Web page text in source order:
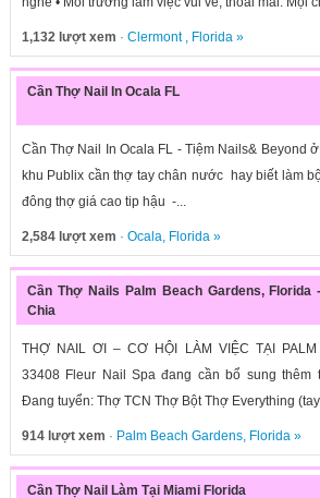
1,132 lượt xem · Clermont , Florida»
Cần Thợ Nail In Ocala FL
Cần Thợ Nail In Ocala FL - Tiệm Nails& Beyond
khu Publix cần thợ tay chân nước hay biết làm
đông thợ giá cao tip hậu -...
2,584 lượt xem · Ocala, Florida»
Cần Thợ Nails Palm Beach Gardens,
Chia
THỢ NAIL ƠI – CƠ HỘI LÀM VIỆC TẠI PALM
33408 Fleur Nail Spa đang cần bổ sung thêm
Đang tuyển: Thợ TCN Thợ Bột Thợ Everything
914 lượt xem · Palm Beach Gardens, Florida»
Cần Thợ Nail Làm Tại Miami Florida